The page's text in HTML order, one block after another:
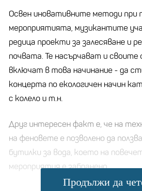
Освен иновативните методи при
мероприятията, музикантите
редица проекти за залесяване и
почвата. Те насърчават и своите
включат в това начинание - да
концерта по екологичен начин
с колело и т.н.
Друг интересен факт е, че на
на феновете е позволено да
бутилки за вода, което на
мероприятия е забранено.
Продължи да